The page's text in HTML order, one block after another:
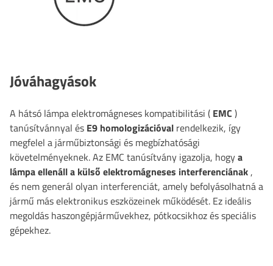
Jóváhagyások
A hátsó lámpa elektromágneses kompatibilitási ( EMC )
tanúsítvánnyal és E9 homologizációval rendelkezik, így
megfelel a járműbiztonsági és megbízhatósági
követelményeknek. Az EMC tanúsítvány igazolja, hogya
lámpa ellenáll a külső elektromágneses interferenciának,
és nem generál olyan interferenciát, amely befolyásolhatná a
jármű más elektronikus eszközeinek működését. Ez ideális
megoldás haszongépjárművekhez, pótkocsikhoz és speciális
gépekhez.